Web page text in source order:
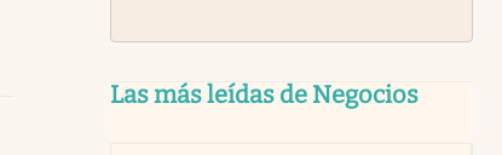
Las más leídas de Negocios